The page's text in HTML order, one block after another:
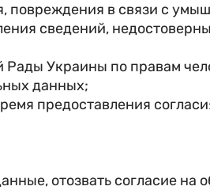
повреждения в связи с
сведений,
Украины по правам
данных;
предоставления
отозвать согласие на